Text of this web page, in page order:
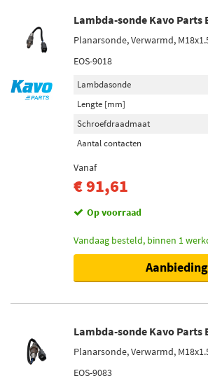
Lambda-sonde Kavo Parts
Planarsonde, Verwarmd,
EOS-9018
Lambdasonde
Lengte [mm]
Schroefdraadmaat
Aantal contacten
Vanaf
€ 91,61
Op voorraad
Vandaag besteld, binnen 1
Lambda-sonde Kavo Parts
Planarsonde, Verwarmd,
EOS-9083